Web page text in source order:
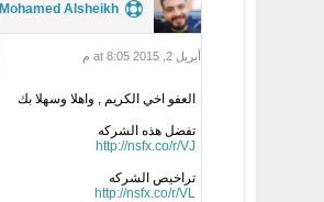
Mohamed Alsheikh
أبريل 2, 2015 at 8:05 م
العفو اخي الكريم , واهلا وسهلا بك
تفضل هذه الشركه
http://nsfx.co/r/VJ
تراخيص الشركه
http://nsfx.co/r/VL